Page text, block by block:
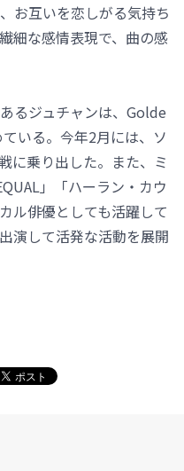
お互いを恋しがる気持ち
細な感情表現で、曲の感
るジュチャンは、Golde
いる。今年2月には、ソ
に乗り出した。また、ミ
」「ハーラン・カウ
ル俳優としても活躍して
演して活発な活動を展開